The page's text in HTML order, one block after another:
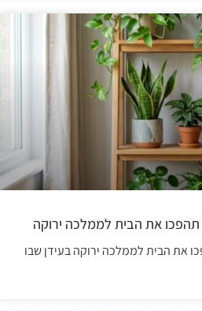
את הבית לממלכה ירוקה
את הבית לממלכה ירוקה בעידן שבו